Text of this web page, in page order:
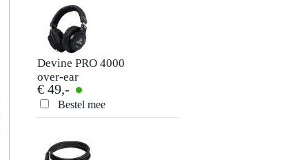
Devine PRO 4000
over-ear
koptelefoon
€ 49,-
Bestel mee